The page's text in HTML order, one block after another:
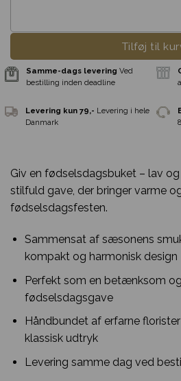
Giv en fødselsdagsbuket – lav
stilfuld gave, der bringer varme
fødselsdagsfesten.
Sammensat af sæsonens
kompakt og harmonisk design
Perfekt som en betænksom
fødselsdagsgave
Håndbundet af erfarne
klassisk udtryk
Levering samme dag ved
Tilføj til
Samme-dags levering
bestilling inden deadline
Danmark